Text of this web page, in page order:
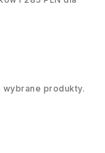
produkty.